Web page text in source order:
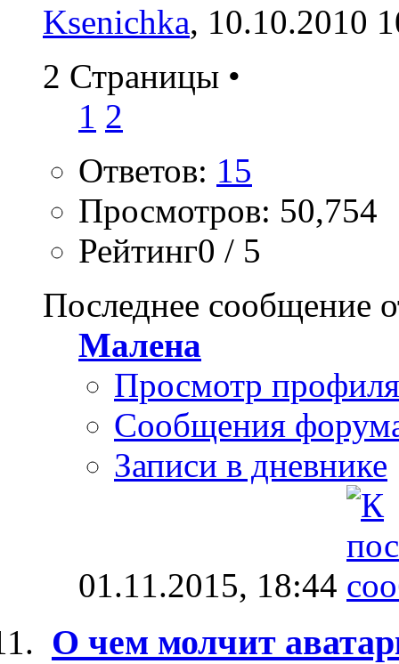
Ksenichka, 10.10.2010
2 Страницы •
1 2
Ответов: 15
Просмотров: 50,754
Рейтинг0 / 5
Последнее сообщение
Малена
Просмотр профиля
Сообщения
Записи в дневнике
01.11.2015, 18:44
О чем молчит